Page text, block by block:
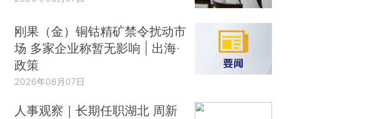
刚果（金）铜钴精矿禁令扰动市
场 多家企业称暂无影响 | 出海·
政策
2026年08月07日
人事观察｜长期任职湖北 周新